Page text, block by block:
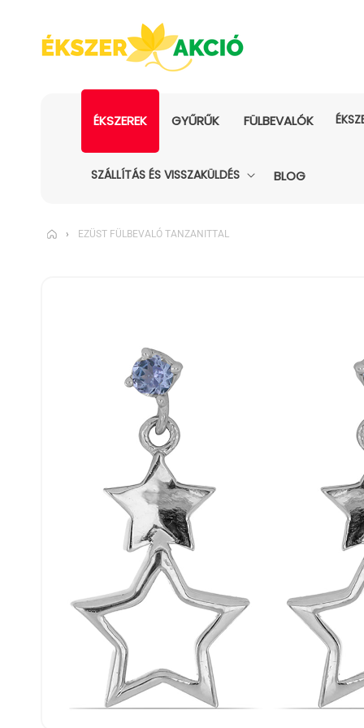
ÉKSZEREK GYŰRŰK FÜLBEVALÓK
SZÁLLÍTÁS ÉS VISSZAKÜLDÉS BLOG
› EZÜST FÜLBEVALÓ TANZANITTAL